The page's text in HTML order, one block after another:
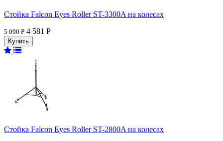
Стойка Falcon Eyes Roller ST-3300A на колесах
5 090 Р 4 581 Р
Стойка Falcon Eyes Roller ST-2800A на колесах